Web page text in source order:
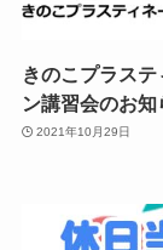
きのこプラステ
ン講習会のお知
2021年10月29日